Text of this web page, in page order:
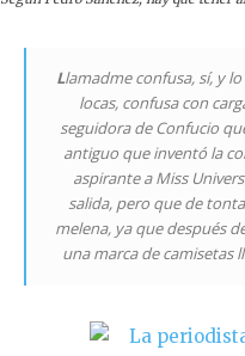
Llamadme confusa, sí, y
locas, confusa con
seguidora de Confucio
antiguo que inventó la
aspirante a Miss
salida, pero que de
melena, ya que después
una marca de camisetas